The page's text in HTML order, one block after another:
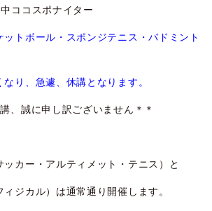
ココスポナイター
トボール・スポンジテニス・バドミント
り、急遽、休講となります。
、誠に申し訳ございません＊＊
カー・アルティメット・テニス）と
ジカル）は通常通り開催します。